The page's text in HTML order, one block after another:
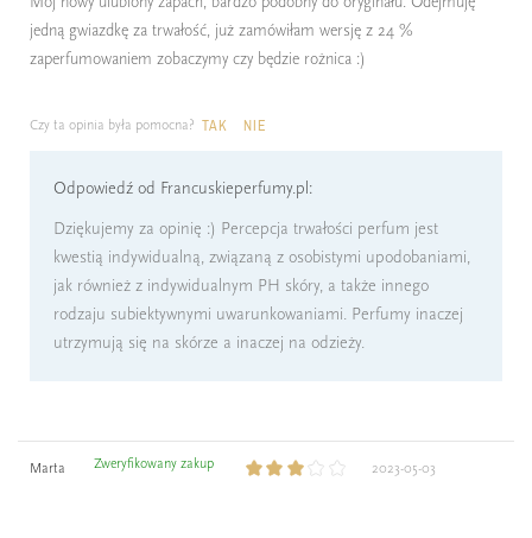
jedną gwiazdkę za trwałość, już zamówiłam wersję z 24 %
zaperfumowaniem zobaczymy czy będzie rożnica :)
Czy ta opinia była pomocna? TAK NIE
Odpowiedź od Francuskieperfumy.pl:
Dziękujemy za opinię :) Percepcja trwałości perfum jest
kwestią indywidualną, związaną z osobistymi upodobaniami,
jak również z indywidualnym PH skóry, a także innego
rodzaju subiektywnymi uwarunkowaniami. Perfumy inaczej
utrzymują się na skórze a inaczej na odzieży.
Marta Zweryfikowany zakup 2023-05-03